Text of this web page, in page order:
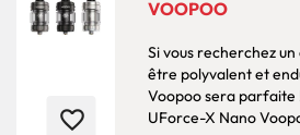
favorite_border
VOOPOO
Si vous recherchez
être polyvalent et
Voopoo sera parfaite ! Le
UForce-X Nano